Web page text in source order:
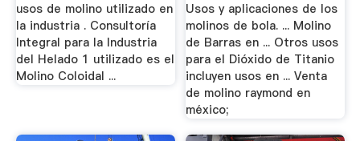
usos de molino utilizado en
la industria . Consultoría
Integral para la Industria
del Helado 1 utilizado es el
Molino Coloidal ...
Usos y aplicaciones de los
molinos de bola. ... Molino
de Barras en ... Otros usos
para el Dióxido de Titanio
incluyen usos en ... Venta
de molino raymond en
méxico;